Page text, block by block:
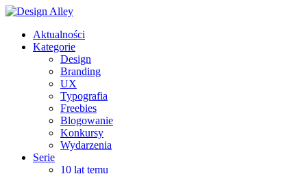
Aktualności
Kategorie
Design
Branding
UX
Typografia
Freebies
Blogowanie
Konkursy
Wydarzenia
Serie
10 lat temu